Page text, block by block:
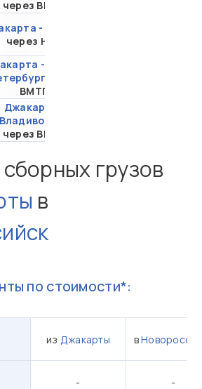
через ВМТП
- Самара
через НЛЭ
- Санкт-
ВМТП
Джакарта -
Владивосток
через ВМТП
грузов
в
по стоимости*:
из Джакарты в
- -